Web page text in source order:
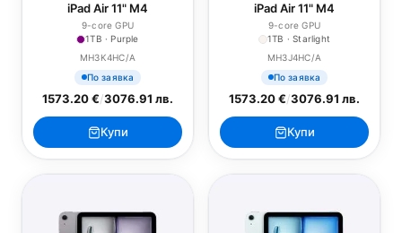
iPad Air 11" M4
9-core GPU
1TB · Purple
MH3K4HC/A
По заявка
1573.20 €/3076.91 лв.
Купи
iPad Air 11" M4
9-core GPU
1TB · Starlight
MH3J4HC/A
По заявка
1573.20 €/3076.91 лв.
Купи